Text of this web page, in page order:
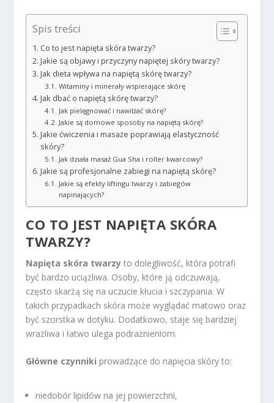
Spis treści
Co to jest napięta skóra twarzy?
Jakie są objawy i przyczyny napiętej skóry twarzy?
Jak dieta wpływa na napiętą skórę twarzy?
Witaminy i minerały wspierające skórę
Jak dbać o napiętą skórę twarzy?
Jak pielęgnować i nawilżać skórę?
Jakie są domowe sposoby na napiętą skórę?
Jakie ćwiczenia i masaże poprawiają elastyczność
skóry?
Jak działa masaż Gua Sha i roller kwarcowy?
Jakie są profesjonalne zabiegi na napiętą skórę?
Jakie są efekty liftingu twarzy i zabiegów
napinających?
CO TO JEST NAPIĘTA SKÓRA
TWARZY?
Napięta skóra twarzy to dolegliwość, która potrafi
być bardzo uciążliwa. Osoby, które ją odczuwają,
często skarżą się na uczucie kłucia i szczypania. W
takich przypadkach skóra może wyglądać matowo oraz
być szorstka w dotyku. Dodatkowo, staje się bardziej
wrażliwa i łatwo ulega podrażnieniom.
Główne czynniki prowadzące do napięcia skóry to:
niedobór lipidów na jej powierzchni,